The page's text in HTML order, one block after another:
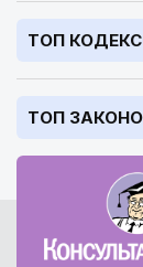
ТОП
ТОП